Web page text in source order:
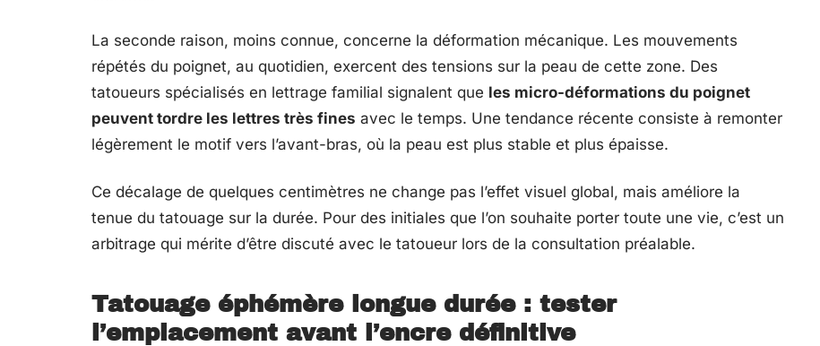
La seconde raison, moins connue, concerne la déformation mécanique. Les mouvements
répétés du poignet, au quotidien, exercent des tensions sur la peau de cette zone. Des
tatoueurs spécialisés en lettrage familial signalent que les micro-déformations du poignet
peuvent tordre les lettres très fines avec le temps. Une tendance récente consiste à remonter
légèrement le motif vers l’avant-bras, où la peau est plus stable et plus épaisse.
Ce décalage de quelques centimètres ne change pas l’effet visuel global, mais améliore la
tenue du tatouage sur la durée. Pour des initiales que l’on souhaite porter toute une vie, c’est un
arbitrage qui mérite d’être discuté avec le tatoueur lors de la consultation préalable.
Tatouage éphémère longue durée : tester
l’emplacement avant l’encre définitive